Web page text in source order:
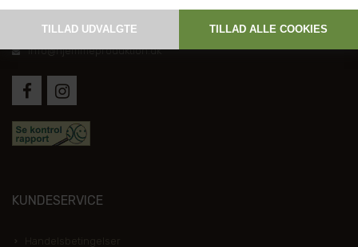
+45 6267 1447
info@hjemmeproduktion.dk
KUNDESERVICE
Handelsbetingelser